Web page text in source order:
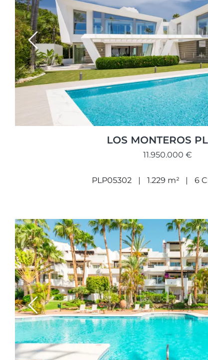
Previous
LOS MONTEROS
11.950.000 €
PLP05302 1.229 m² 6
Previous